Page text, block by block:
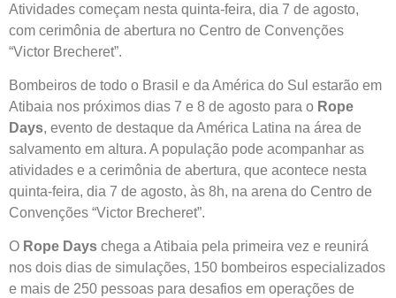
Atividades começam nesta quinta-feira, dia 7 de agosto,
com cerimônia de abertura no Centro de Convenções
“Victor Brecheret”.
Bombeiros de todo o Brasil e da América do Sul estarão em
Atibaia nos próximos dias 7 e 8 de agosto para o Rope
Days, evento de destaque da América Latina na área de
salvamento em altura. A população pode acompanhar as
atividades e a cerimônia de abertura, que acontece nesta
quinta-feira, dia 7 de agosto, às 8h, na arena do Centro de
Convenções “Victor Brecheret”.
O Rope Days chega a Atibaia pela primeira vez e reunirá
nos dois dias de simulações, 150 bombeiros especializados
e mais de 250 pessoas para desafios em operações de